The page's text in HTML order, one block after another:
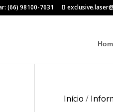
(66) 98100-7631
Início /